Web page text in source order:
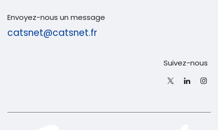
Envoyez-nous un message
catsnet@catsnet.fr
Suivez-nous